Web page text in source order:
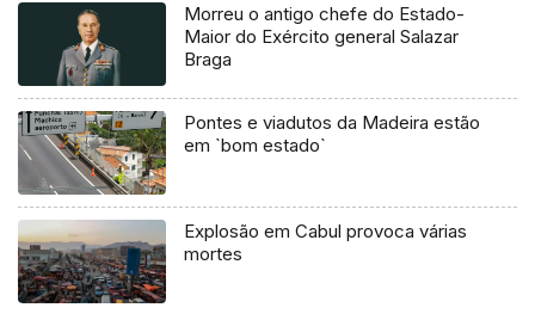
Morreu o antigo chefe do Estado-
Maior do Exército general Salazar
Braga
Pontes e viadutos da Madeira estão
em `bom estado`
Explosão em Cabul provoca várias
mortes